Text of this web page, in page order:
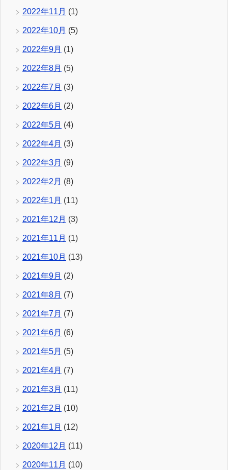
2022年11月 (1)
2022年10月 (5)
2022年9月 (1)
2022年8月 (5)
2022年7月 (3)
2022年6月 (2)
2022年5月 (4)
2022年4月 (3)
2022年3月 (9)
2022年2月 (8)
2022年1月 (11)
2021年12月 (3)
2021年11月 (1)
2021年10月 (13)
2021年9月 (2)
2021年8月 (7)
2021年7月 (7)
2021年6月 (6)
2021年5月 (5)
2021年4月 (7)
2021年3月 (11)
2021年2月 (10)
2021年1月 (12)
2020年12月 (11)
2020年11月 (10)